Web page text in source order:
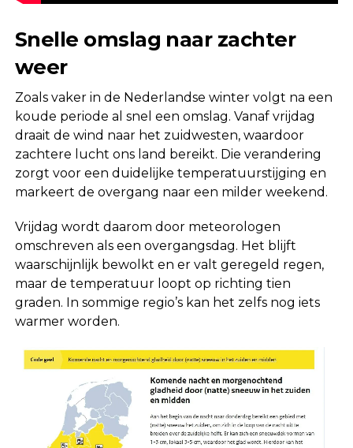
Snelle omslag naar zachter
weer
Zoals vaker in de Nederlandse winter volgt na een
koude periode al snel een omslag. Vanaf vrijdag
draait de wind naar het zuidwesten, waardoor
zachtere lucht ons land bereikt. Die verandering
zorgt voor een duidelijke temperatuurstijging en
markeert de overgang naar een milder weekend.
Vrijdag wordt daarom door meteorologen
omschreven als een overgangsdag. Het blijft
waarschijnlijk bewolkt en er valt geregeld regen,
maar de temperatuur loopt op richting tien
graden. In sommige regio’s kan het zelfs nog iets
warmer worden.